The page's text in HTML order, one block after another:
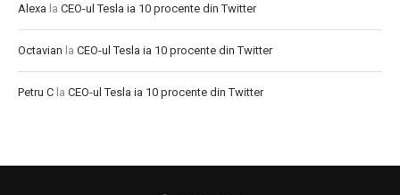
Alexa la CEO-ul Tesla ia 10 procente din Twitter
Octavian la CEO-ul Tesla ia 10 procente din Twitter
Petru C la CEO-ul Tesla ia 10 procente din Twitter